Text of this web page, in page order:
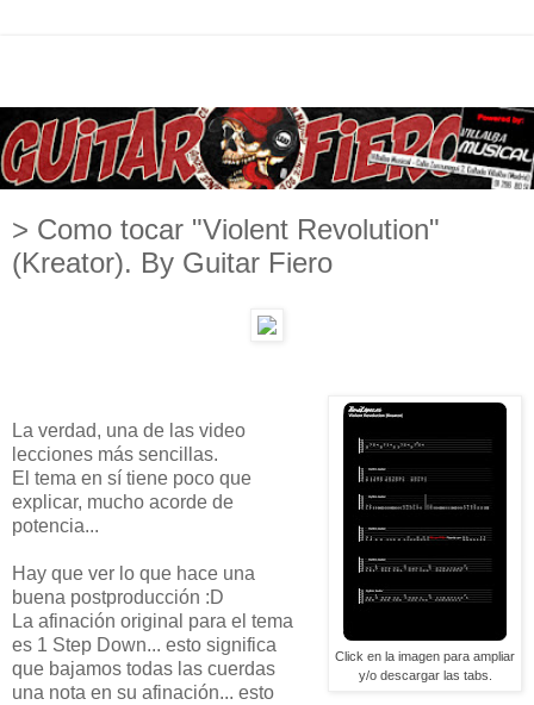
> Como tocar "Violent Revolution"
(Kreator). By Guitar Fiero
Click en la imagen para ampliar
y/o descargar las tabs.
La verdad, una de las video
lecciones más sencillas.
El tema en sí tiene poco que
explicar, mucho acorde de
potencia...
Hay que ver lo que hace una
buena postproducción :D
La afinación original para el tema
es 1 Step Down... esto significa
que bajamos todas las cuerdas
una nota en su afinación... esto